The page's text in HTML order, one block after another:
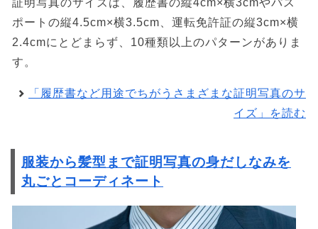
証明写真のサイズは、履歴書の縦4cm×横3cmやパス
ポートの縦4.5cm×横3.5cm、運転免許証の縦3cm×横
2.4cmにとどまらず、10種類以上のパターンがありま
す。
「履歴書など用途でちがうさまざまな証明写真のサ
イズ」を読む
服装から髪型まで証明写真の身だしなみを
丸ごとコーディネート